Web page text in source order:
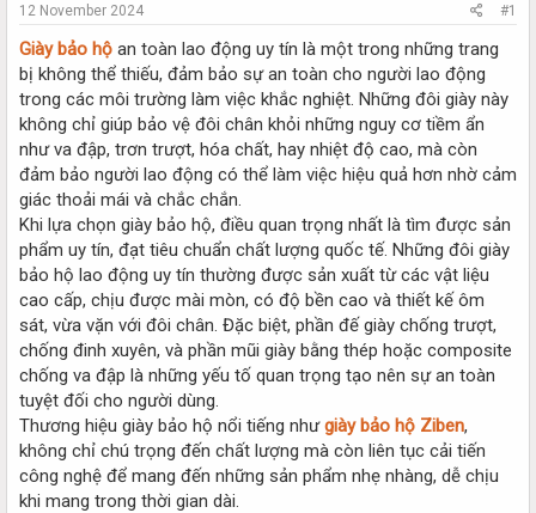
a
r
e
r
12 November 2024 #1
Giày bảo hộ an toàn lao động uy tín là một trong những trang
bị không thể thiếu, đảm bảo sự an toàn cho người lao động
trong các môi trường làm việc khắc nghiệt. Những đôi giày này
không chỉ giúp bảo vệ đôi chân khỏi những nguy cơ tiềm ẩn
như va đập, trơn trượt, hóa chất, hay nhiệt độ cao, mà còn
đảm bảo người lao động có thể làm việc hiệu quả hơn nhờ cảm
giác thoải mái và chắc chắn.
Khi lựa chọn giày bảo hộ, điều quan trọng nhất là tìm được sản
phẩm uy tín, đạt tiêu chuẩn chất lượng quốc tế. Những đôi giày
bảo hộ lao động uy tín thường được sản xuất từ các vật liệu
cao cấp, chịu được mài mòn, có độ bền cao và thiết kế ôm
sát, vừa vặn với đôi chân. Đặc biệt, phần đế giày chống trượt,
chống đinh xuyên, và phần mũi giày bằng thép hoặc composite
chống va đập là những yếu tố quan trọng tạo nên sự an toàn
tuyệt đối cho người dùng.
Thương hiệu giày bảo hộ nổi tiếng nhưgiày bảo hộ Ziben,
không chỉ chú trọng đến chất lượng mà còn liên tục cải tiến
công nghệ để mang đến những sản phẩm nhẹ nhàng, dễ chịu
khi mang trong thời gian dài.